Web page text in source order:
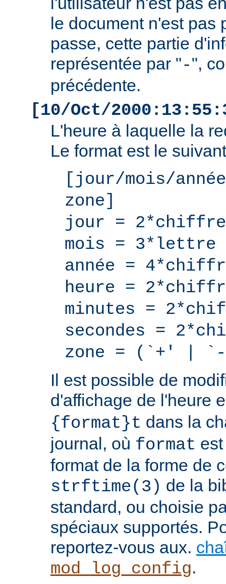
le document n'est pas
passe, cette partie
représentée par "-",
précédente.
[10/Oct/
L'heure à laquelle la
Le format est le
[jour/mois/
zone]
jour = 2*chiffre
mois = 3*lettre
année =
heure =
minutes =
secondes =
zone = (`+' |
Il est possible de
d'affichage de l'heure
{format}t dans la
journal, où format
format de la forme de
strftime(3) de la
standard, ou choisie
spéciaux supportés.
reportez-vous aux.
mod_log_config.